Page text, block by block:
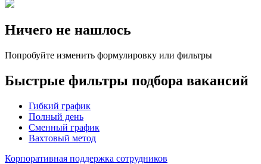
Ничего не нашлось
Попробуйте изменить формулировку или фильтры
Быстрые фильтры подбора вакансий
Гибкий график
Полный день
Сменный график
Вахтовый метод
Корпоративная поддержка сотрудников